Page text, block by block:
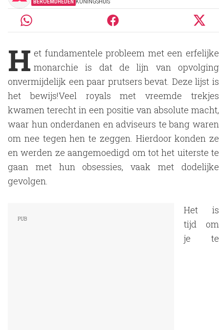
H et fundamentele probleem met een erfelijke
monarchie is dat de lijn van opvolging
onvermijdelijk een paar prutsers bevat. Deze lijst is
het bewijs!Veel royals met vreemde trekjes
kwamen terecht in een positie van absolute macht,
waar hun onderdanen en adviseurs te bang waren
om nee tegen hen te zeggen. Hierdoor konden ze
en werden ze aangemoedigd om tot het uiterste te
gaan met hun obsessies, vaak met dodelijke
gevolgen.
Het is
tijd om
je te